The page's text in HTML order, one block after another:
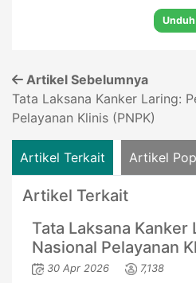
Unduh
Artikel Sebelumnya
Tata Laksana Kanker Laring:
Pelayanan Klinis (PNPK)
Artikel Terkait Artikel
Artikel Terkait
Tata Laksana Kanker
Nasional Pelayanan
30 Apr 2026 7,138